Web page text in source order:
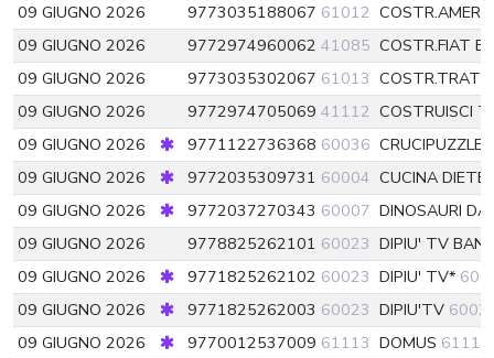
09 GIUGNO 2026
9773035188067 61012
09 GIUGNO 2026
9772974960062 41085 COSTR.FIAT
09 GIUGNO 2026
9773035302067 61013
09 GIUGNO 2026
9772974705069 41112 COSTRUISCI
09 GIUGNO 2026
9771122736368 60036 CRUCIPUZZLE
09 GIUGNO 2026
9772035309731 60004 CUCINA
09 GIUGNO 2026
9772037270343 60007 DINOSAURI
09 GIUGNO 2026
9778825262101 60023 DIPIU' TV
09 GIUGNO 2026
9771825262102 60023 DIPIU' TV*
09 GIUGNO 2026
9771825262003 60023 DIPIU'TV
09 GIUGNO 2026
9770012537009 61113 DOMUS 61113